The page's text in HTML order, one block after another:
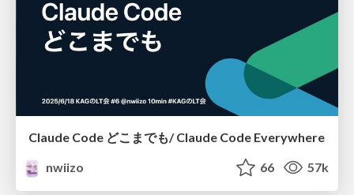
Claude Code どこまでも/ Claude Code Everywhere
nwiizo
66 57k